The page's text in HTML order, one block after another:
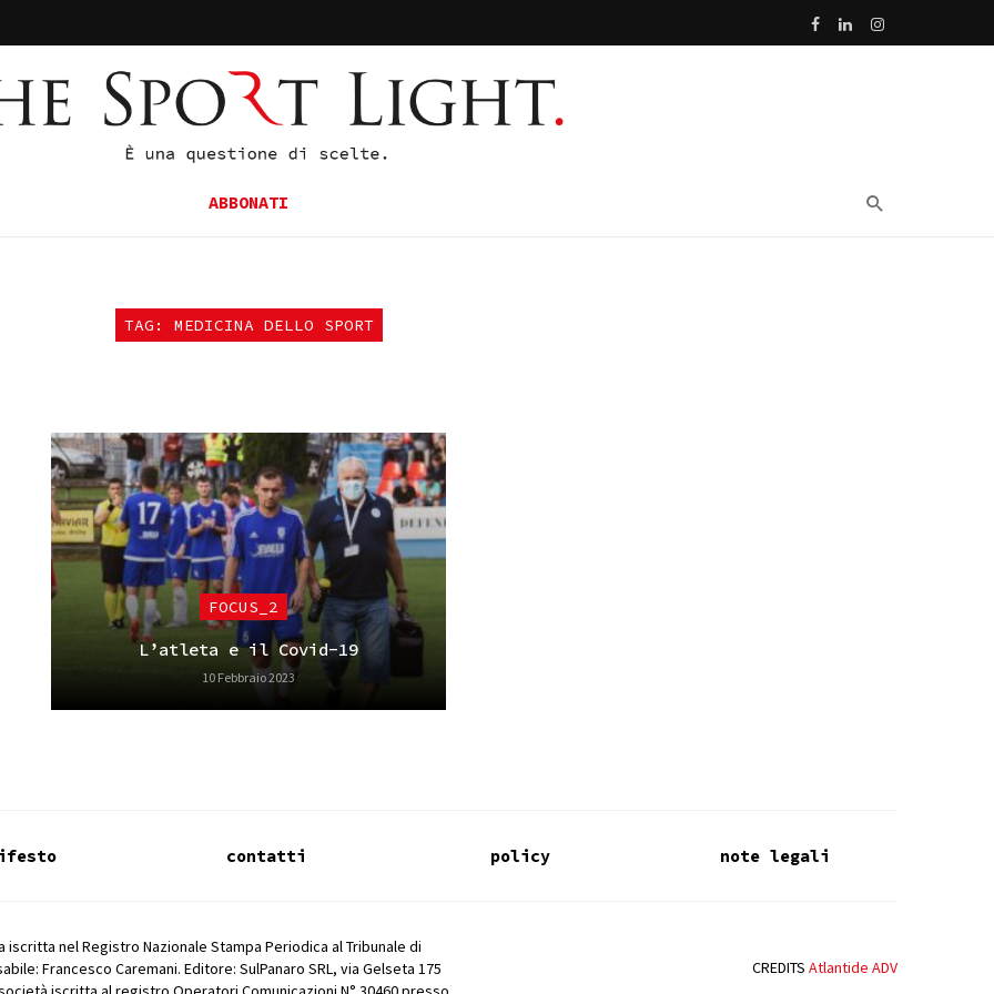
ABBONATI
TAG: MEDICINA DELLO SPORT
FOCUS_2
L’atleta e il Covid-19
10 Febbraio 2023
contatti policy note legali
nel Registro Nazionale Stampa Periodica al Tribunale di
Francesco Caremani. Editore: SulPanaro SRL, via Gelseta 175
CREDITS Atlantide ADV